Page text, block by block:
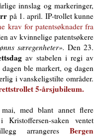
innslag og markeringer,
på 1. april. IP-trollet kunne
krav for patentsøknader fra
av kvinnelige patentsøkere
særegenheter».Den 23.
av stabelen i regi av
ble markert, og dagen
i vanskeligstilte områder.
5-årsjubileum.
med blant annet flere
Kristoffersen-saken ventet
arrangeres
Bergen